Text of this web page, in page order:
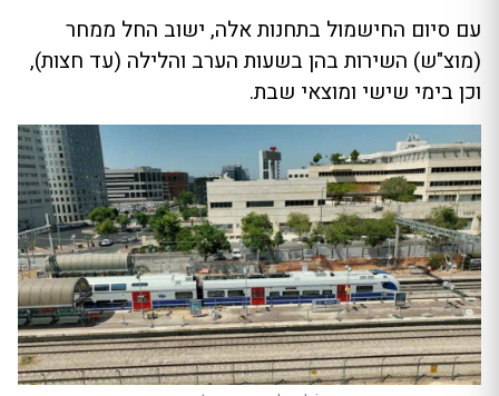
עם סיום החישמול בתחנות אלה, ישוב החל ממחר
(מוצ"ש) השירות בהן בשעות הערב והלילה (עד חצות),
וכן בימי שישי ומוצאי שבת.